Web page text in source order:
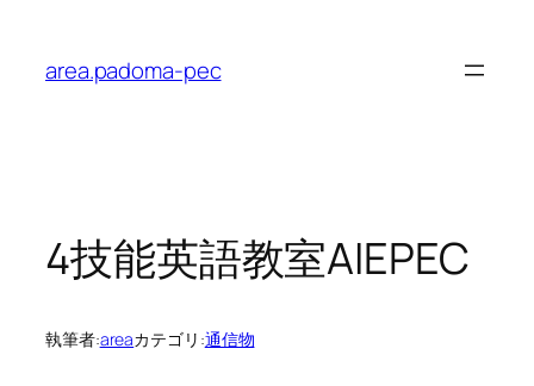
area.padoma-pec
4技能英語教室AIEPEC
執筆者:areaカテゴリ:通信物